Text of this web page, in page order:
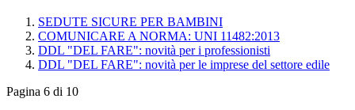
SEDUTE SICURE PER BAMBINI
COMUNICARE A NORMA: UNI 11482:2013
DDL "DEL FARE": novità per i professionisti
DDL "DEL FARE": novità per le imprese del settore edile
Pagina 6 di 10